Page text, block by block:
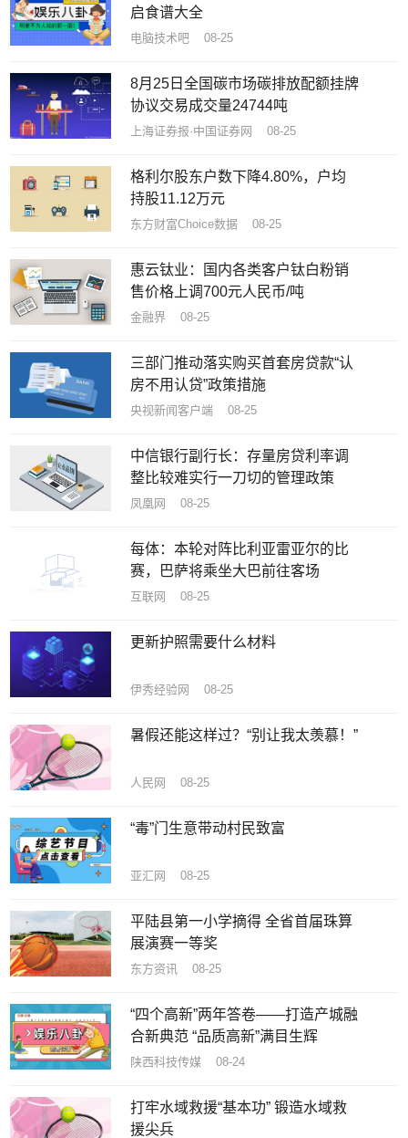
启食谱大全
电脑技术吧 08-25
8月25日全国碳市场碳排放配额挂牌
协议交易成交量24744吨
上海证券报·中国证券网 08-25
格利尔股东户数下降4.80%，户均
持股11.12万元
东方财富Choice数据 08-25
​惠云钛业：国内各类客户钛白粉销
售价格上调700元人民币/吨
金融界 08-25
三部门推动落实购买首套房贷款“认
房不用认贷”政策措施
央视新闻客户端 08-25
中信银行副行长：存量房贷利率调
整比较难实行一刀切的管理政策
凤凰网 08-25
每体：本轮对阵比利亚雷亚尔的比
赛，巴萨将乘坐大巴前往客场
互联网 08-25
更新护照需要什么材料
伊秀经验网 08-25
暑假还能这样过？“别让我太羡慕！”
人民网 08-25
“毒”门生意带动村民致富
亚汇网 08-25
平陆县第一小学摘得 全省首届珠算
展演赛一等奖
东方资讯 08-25
“四个高新”两年答卷——打造产城融
合新典范 “品质高新”满目生辉
陕西科技传媒 08-24
打牢水域救援“基本功” 锻造水域救
援尖兵